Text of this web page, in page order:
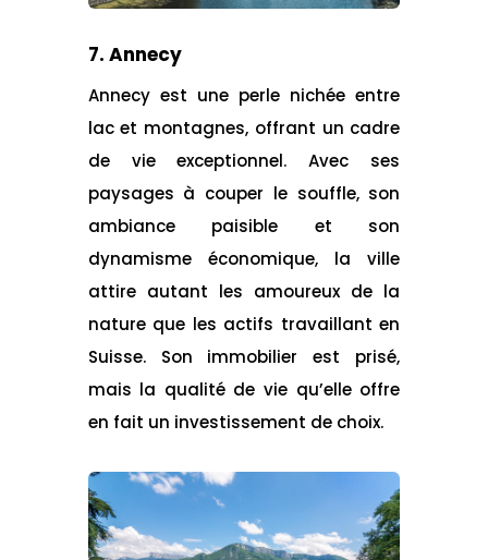
7. Annecy
Annecy est une perle nichée entre
lac et montagnes, offrant un cadre
de vie exceptionnel. Avec ses
paysages à couper le souffle, son
ambiance paisible et son
dynamisme économique, la ville
attire autant les amoureux de la
nature que les actifs travaillant en
Suisse. Son immobilier est prisé,
mais la qualité de vie qu’elle offre
en fait un investissement de choix.